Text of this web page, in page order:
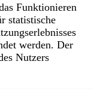
Funktionieren
statistische
werden. Der
Nutzers